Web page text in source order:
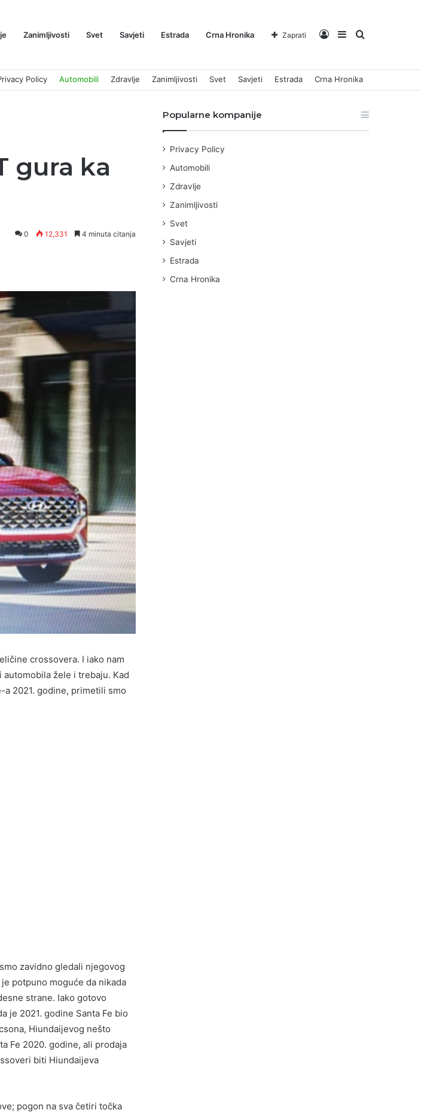
Zanimljivosti Svet Savjeti Estrada Crna Hronika Pretraga
Sidebar
Log
Zaprati
Policy Automobili Zdravlje Zanimljivosti Svet Savjeti Estrada Crna Hronika
gura ka
0 12,331 4 minuta citanja
crossovera. I iako nam
žele i trebaju. Kad
2021. godine, primetili smo
zavidno gledali njegovog
potpuno moguće da nikada
strane. Iako gotovo
je 2021. godine Santa Fe bio
Hiundaijevog nešto
Fe 2020. godine, ali prodaja
biti Hiundaijeva
pogon na sva četiri točka
Popularne kompanije
Privacy Policy
Automobili
Zdravlje
Zanimljivosti
Svet
Savjeti
Estrada
Crna Hronika